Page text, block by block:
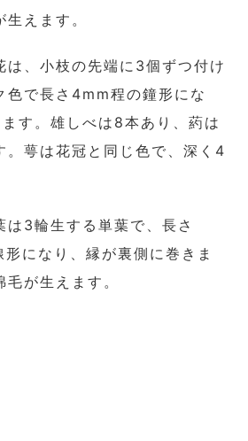
えます。
は、小枝の先端に3個ずつ付け
色で長さ4mm程の鐘形にな
す。雄しべは8本あり、葯は
。萼は花冠と同じ色で、深く4
は3輪生する単葉で、長さ
になり、縁が裏側に巻きま
が生えます。